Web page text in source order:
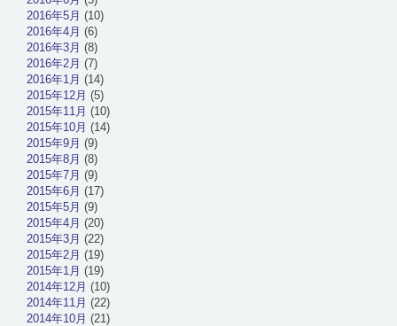
2016年5月 (10)
2016年4月 (6)
2016年3月 (8)
2016年2月 (7)
2016年1月 (14)
2015年12月 (5)
2015年11月 (10)
2015年10月 (14)
2015年9月 (9)
2015年8月 (8)
2015年7月 (9)
2015年6月 (17)
2015年5月 (9)
2015年4月 (20)
2015年3月 (22)
2015年2月 (19)
2015年1月 (19)
2014年12月 (10)
2014年11月 (22)
2014年10月 (21)